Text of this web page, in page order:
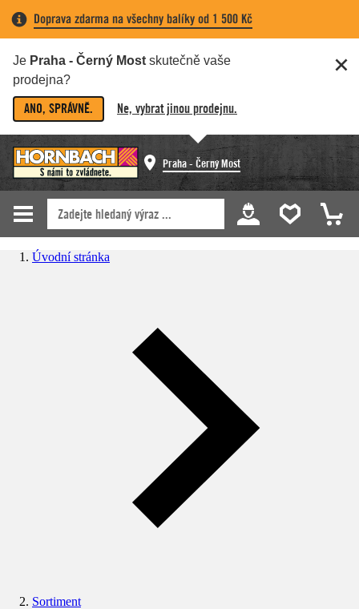
Doprava zdarma na všechny balíky od 1 500 Kč
Je Praha - Černý Most skutečně vaše
prodejna?
ANO, SPRÁVNĚ. Ne, vybrat jinou prodejnu.
Praha - Černý Most
Úvodní stránka
Sortiment